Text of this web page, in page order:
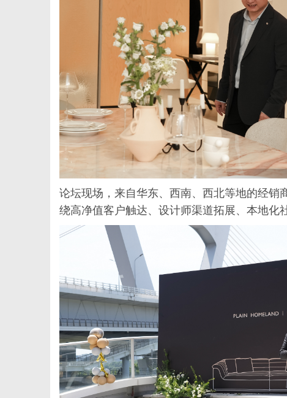
论坛现场，来自华东、西南、西北等地的经销
绕高净值客户触达、设计师渠道拓展、本地化